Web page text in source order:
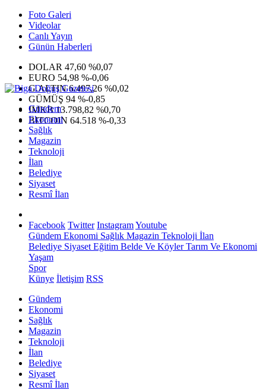
Foto Galeri
Videolar
Canlı Yayın
Günün Haberleri
DOLAR 47,60 %0,07
EURO 54,98 %-0,06
G.ALTIN6.497,26 %0,02
GÜMÜŞ 94 %-0,85
IMKB13.798,82 %0,70
BITCOIN 64.518 %-0,33
Gündem
Ekonomi
Sağlık
Magazin
Teknoloji
İlan
Belediye
Siyaset
Resmî İlan
Facebook Twitter InstagramYoutube
Gündem Ekonomi Sağlık Magazin Teknoloji İlan
Belediye Siyaset Eğitim Belde Ve KöylerTarım Ve Ekonomi
Yaşam
Spor
Künye İletişim RSS
Gündem
Ekonomi
Sağlık
Magazin
Teknoloji
İlan
Belediye
Siyaset
Resmî İlan